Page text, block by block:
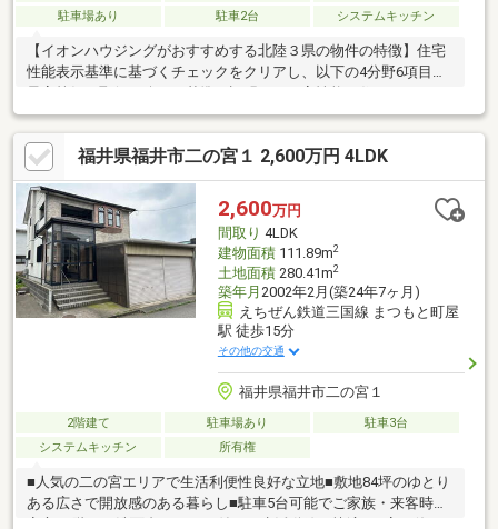
駐車場あり
駐車2台 システムキッチン
【イオンハウジングがおすすめする北陸３県の物件の特徴】住宅
性能表示基準に基づくチェックをクリアし、以下の4分野6項目で
■耐震等級３(構造躯体の倒壊等防止・損傷防止)■耐風等級２(構造
躯体の倒壊等防止及び損傷防止)■劣化対策等級３(構造躯体等)■維
持管理対策等級３(専用配管)■ホルムアルデヒド発散等級３(内
装・天井裏等)～オンリーワンのリフォーム住宅～【物件ポイン
ト】・駐車スペース２台可・水回りリフォームします・全居室収
納あり【周辺環境】・スーパー 徒歩５分・松本小学校 徒歩７
分・進明中学校 徒歩３分
福井県福井市二の宮１ 2,600万円 4LDK
2,600万円
間取り 4LDK
建物面積111.89m2
土地面積280.41m2
築年月 2002年2月(築24年7ヶ月)
えちぜん鉄道三国線 まつもと町屋
駅 徒歩15分
その他の交通
福井県福井市二の宮１
2階建て 駐車場あり
駐車3台
システムキッチン
所有権
■人気の二の宮エリアで生活利便性良好な立地■敷地84坪のゆとり
ある広さで開放感のある暮らし■駐車5台可能でご家族・来客時も